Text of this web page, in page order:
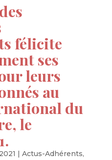
félicite
ses
leurs
au
du
le
| Actus-Adhérents,